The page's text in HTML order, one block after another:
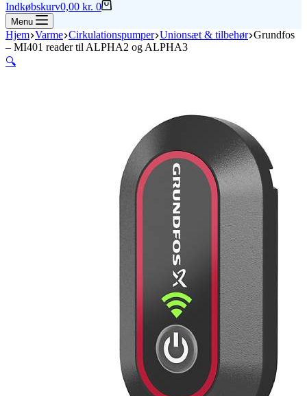
Indkøbskurv0,00 kr. 0
Menu
Hjem Varme Cirkulationspumper Unionsæt & tilbehør Grundfos
– MI401 reader til ALPHA2 og ALPHA3
🔍